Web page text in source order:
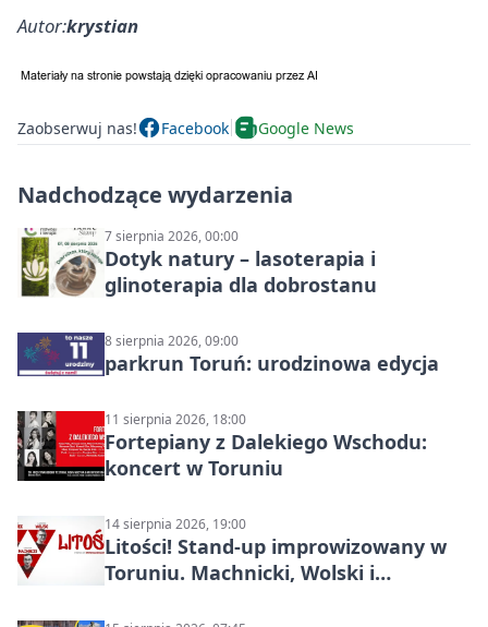
Autor:krystian
Zaobserwuj nas! Facebook Google News
Nadchodzące wydarzenia
7 sierpnia 2026, 00:00
Dotyk natury – lasoterapia i
glinoterapia dla dobrostanu
8 sierpnia 2026, 09:00
parkrun Toruń: urodzinowa edycja
11 sierpnia 2026, 18:00
Fortepiany z Dalekiego Wschodu:
koncert w Toruniu
14 sierpnia 2026, 19:00
Litości! Stand-up improwizowany w
Toruniu. Machnicki, Wolski i